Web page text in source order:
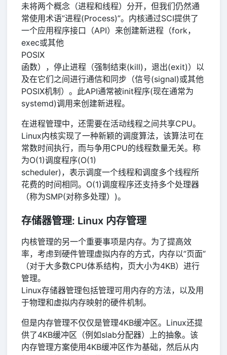
未将两个概念（进程和线程）分开，但我们仍然通
常使用术语”进程(Process)”。内核通过SCI提供了
一个应用程序接口（API）来创建新进程（fork，
exec或其他
POSIX
函数），停止进程（强制结束(kill)，退出(exit)）以
及在它们之间进行通信和同步（信号(signal)或其他
POSIX机制）。此API通常被init程序(现在通常为
systemd)调用来创建新进程。
在进程管理中，还需要在活动线程之间共享CPU。
Linux内核实现了一种新颖的调度算法，该算法可在
常数时间执行，而与争用CPU的线程数量无关。称
为O(1)调度程序(O(1)
scheduler)，表示调度一个线程和调度多个线程所
花费的时间相同。O(1)调度程序还支持多个处理器
（称为SMP(对称多处理）)。
存储器管理: Linux 内存管理
内核管理的另一个重要事项是内存。为了提高效
率，考虑到硬件管理虚拟内存的方式，内存以”页面”
（对于大多数CPU体系结构，页大小为4KB）进行
管理。
Linux存储器管理包括管理可用内存的方法，以及用
于物理和虚拟内存映射的硬件机制。
但是内存管理不仅仅是管理4KB缓冲区。Linux还提
供了4KB缓冲区（例如slab分配器）上的抽象。该
内存管理方案使用4KB缓冲区作为基础，然后从内